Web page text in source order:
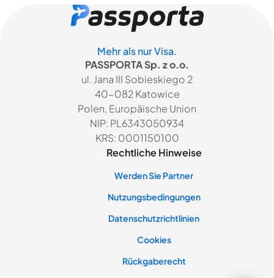
Mehr als nur Visa.
PASSPORTA Sp. z o.o.
ul. Jana III Sobieskiego 2
40-082 Katowice
Polen, Europäische Union
NIP: PL6343050934
KRS: 0001150100
Rechtliche Hinweise
Werden Sie Partner
Nutzungsbedingungen
Datenschutzrichtlinien
Cookies
Rückgaberecht